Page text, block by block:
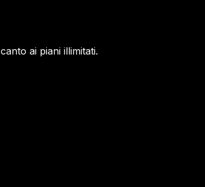
ai piani illimitati.